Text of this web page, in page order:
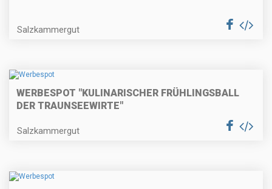
Salzkammergut
WERBESPOT "KULINARISCHER FRÜHLINGSBALL
DER TRAUNSEEWIRTE"
Salzkammergut